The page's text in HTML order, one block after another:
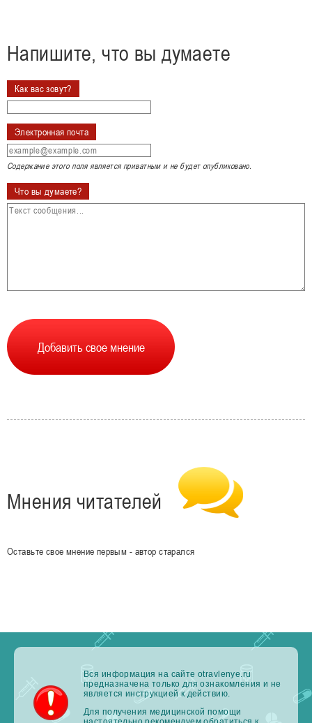
Напишите, что вы думаете
Как вас зовут?
Электронная почта
Содержание этого поля является приватным и не будет опубликовано.
Что вы думаете?
Мнения читателей
Оставьте свое мнение первым - автор старался
Вся информация на сайте otravlenye.ru
предназначена только для ознакомления и не
является инструкцией к действию.
Для получения медицинской помощи